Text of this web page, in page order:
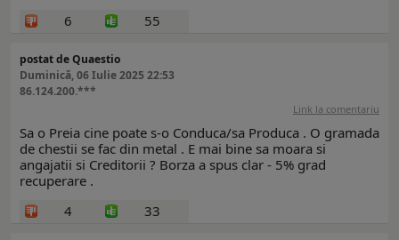
6
55
postat de Quaestio
Duminică, 06 Iulie 2025 22:53
86.124.200.***
Link la comentariu
Sa o Preia cine poate s-o Conduca/sa Produca . O gramada
de chestii se fac din metal . E mai bine sa moara si
angajatii si Creditorii ? Borza a spus clar - 5% grad
recuperare .
4
33